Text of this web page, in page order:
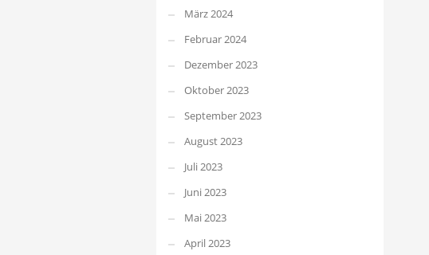
März 2024
Februar 2024
Dezember 2023
Oktober 2023
September 2023
August 2023
Juli 2023
Juni 2023
Mai 2023
April 2023